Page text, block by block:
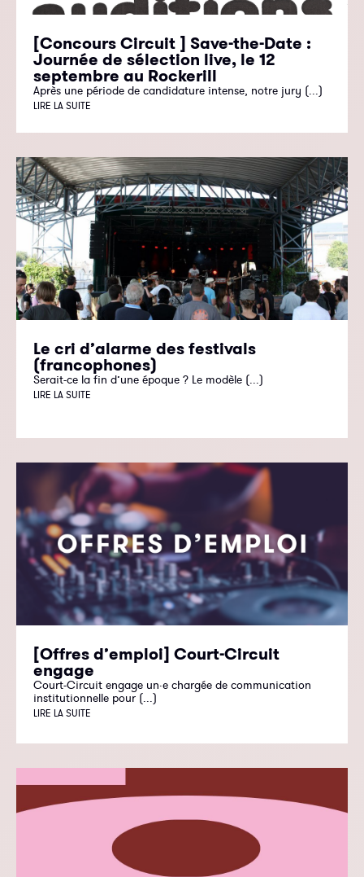
[Concours Circuit ] Save-the-Date :
Journée de sélection live, le 12
septembre au Rockerill
Après une période de candidature intense, notre jury (...)
LIRE LA SUITE
Le cri d’alarme des festivals
(francophones)
Serait-ce la fin d’une époque ? Le modèle (...)
LIRE LA SUITE
[Offres d’emploi] Court-Circuit
engage
Court-Circuit engage un·e chargée de communication
institutionnelle pour (...)
LIRE LA SUITE